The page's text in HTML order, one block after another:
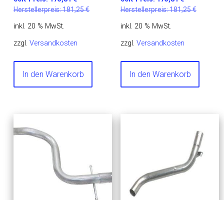
Herstellerpreis:181,25€
inkl. 20 % MwSt.
zzgl.Versandkosten
In den Warenkorb
Herstellerpreis:181,25€
inkl. 20 % MwSt.
zzgl. Versandkosten
In den Warenkorb